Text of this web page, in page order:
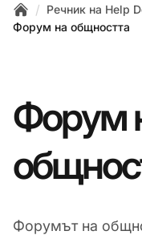
Home
/ Речник на Help
Форум на общността
Форум
Форумът на